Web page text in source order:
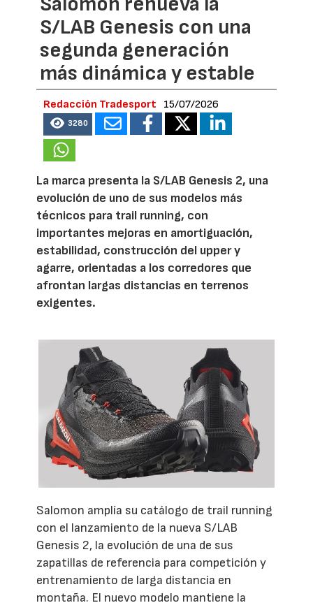
S/LAB Genesis con una
segunda generación
más dinámica y estable
Redacción Tradesport 15/07/2026
3280
La marca presenta la S/LAB Genesis 2, una
evolución de uno de sus modelos más
técnicos para trail running, con
importantes mejoras en amortiguación,
estabilidad, construcción del upper y
agarre, orientadas a los corredores que
afrontan largas distancias en terrenos
exigentes.
Salomon amplía su catálogo de trail running
con el lanzamiento de la nueva S/LAB
Genesis 2, la evolución de una de sus
zapatillas de referencia para competición y
entrenamiento de larga distancia en
montaña. El nuevo modelo mantiene la